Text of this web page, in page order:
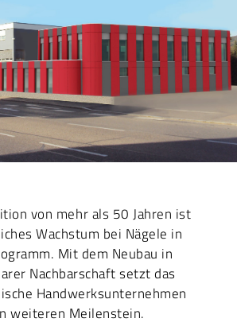
von mehr als 50 Jahren ist
Wachstum bei Nägele in
Mit dem Neubau in
Nachbarschaft setzt das
Handwerksunternehmen
weiteren Meilenstein.